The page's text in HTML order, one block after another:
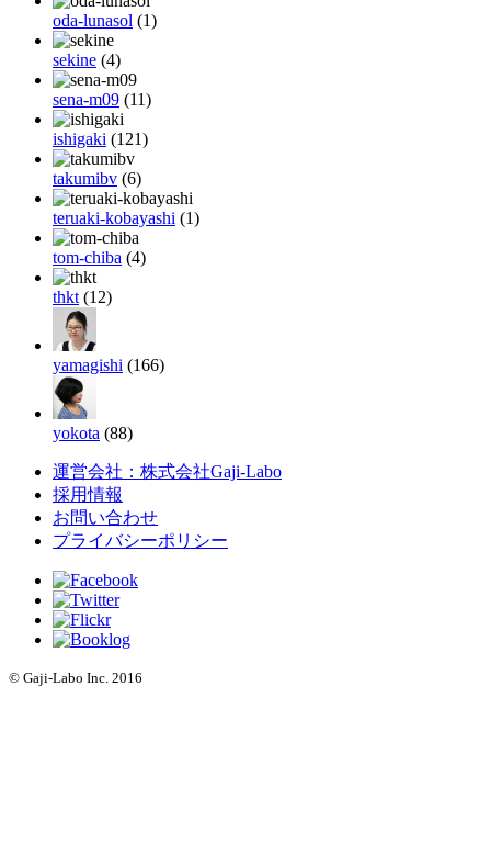
oda-lunasol (1)
sekine (4)
sena-m09 (11)
ishigaki (121)
takumibv (6)
teruaki-kobayashi (1)
tom-chiba (4)
thkt (12)
yamagishi (166)
yokota (88)
運営会社：株式会社Gaji-Labo
採用情報
お問い合わせ
プライバシーポリシー
© Gaji-Labo Inc. 2016